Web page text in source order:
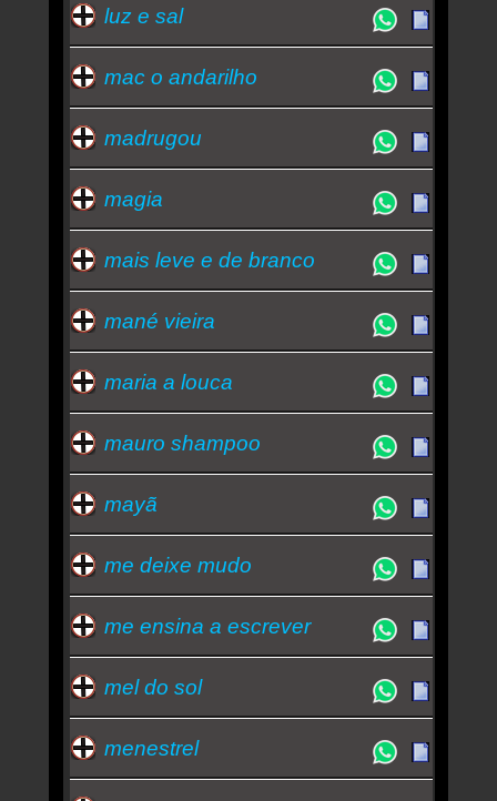
luz e sal
mac o andarilho
madrugou
magia
mais leve e de branco
mané vieira
maria a louca
mauro shampoo
mayã
me deixe mudo
me ensina a escrever
mel do sol
menestrel